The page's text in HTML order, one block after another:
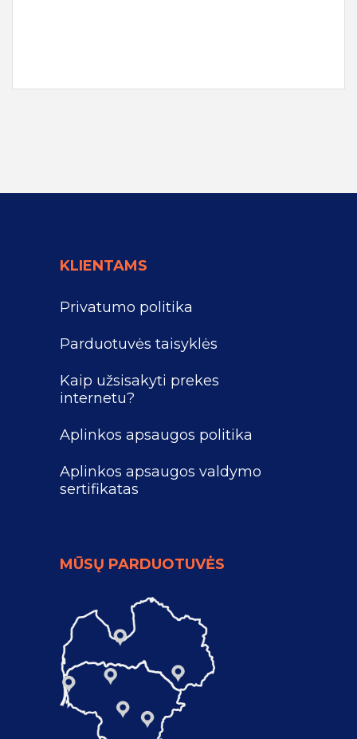
KLIENTAMS
Privatumo politika
Parduotuvės taisyklės
Kaip užsisakyti prekes
internetu?
Aplinkos apsaugos politika
Aplinkos apsaugos valdymo
sertifikatas
MŪSŲ PARDUOTUVĖS